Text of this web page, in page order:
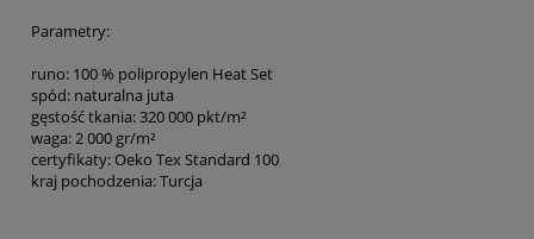
Parametry:
runo: 100 % polipropylen Heat Set
spód: naturalna juta
gęstość tkania: 320 000 pkt/m²
waga: 2 000 gr/m²
certyfikaty: Oeko Tex Standard 100
kraj pochodzenia: Turcja